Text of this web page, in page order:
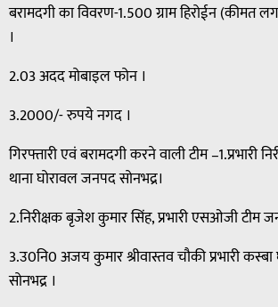
बरामदगी का विवरण-1.500 ग्राम हिरोईन
।
2.03 अदद मोबाइल फोन ।
3.2000/- रुपये नगद ।
गिरफ्तारी एवं बरामदगी करने वाली टीम –1.प्रभारी
थाना घोरावल जनपद सोनभद्र।
2.निरीक्षक बृजेश कुमार सिंह, प्रभारी एसओजी टीम
3.उ0नि0 अजय कुमार श्रीवास्तव चौकी प्रभारी
सोनभद्र ।